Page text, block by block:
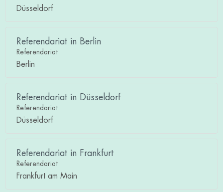
Düsseldorf
Referendariat in Berlin
Referendariat
Berlin
Referendariat in Düsseldorf
Referendariat
Düsseldorf
Referendariat in Frankfurt
Referendariat
Frankfurt am Main